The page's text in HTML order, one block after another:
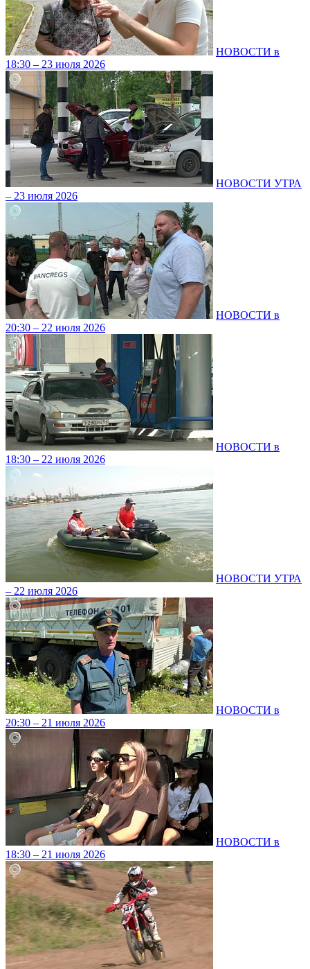
НОВОСТИ в
18:30 – 23 июля 2026
НОВОСТИ УТРА
– 23 июля 2026
НОВОСТИ в
20:30 – 22 июля 2026
НОВОСТИ в
18:30 – 22 июля 2026
НОВОСТИ УТРА
– 22 июля 2026
НОВОСТИ в
20:30 – 21 июля 2026
НОВОСТИ в
18:30 – 21 июля 2026